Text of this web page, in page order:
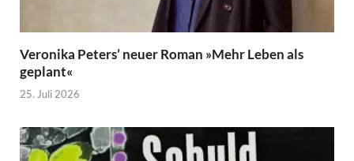
Veronika Peters’ neuer Roman »Mehr Leben als
geplant«
25. Juli 2026